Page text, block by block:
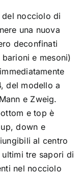
del nocciolo di
una nuova
deconfinati
e mesoni)
del modello a
e Zweig.
e top è
down e
al centro
tre sapori di
nel nocciolo